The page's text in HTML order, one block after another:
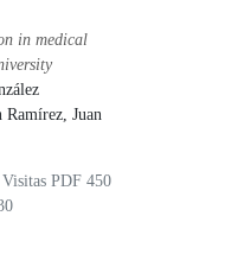
in medical
Ramírez, Juan
Visitas PDF 450